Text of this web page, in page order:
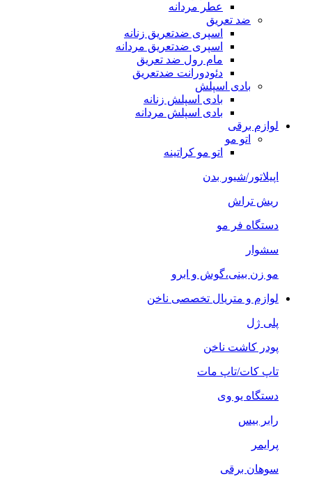
عطر مردانه
ضد تعریق
اسپری ضدتعریق زنانه
اسپری ضدتعریق مردانه
مام رول ضد تعریق
دئودورانت ضدتعریق
بادی اسپلش
بادی اسپلش زنانه
بادی اسپلش مردانه
لوازم برقی
اتو مو
اتو مو کراتینه
اپیلاتور/شیور بدن
ریش تراش
دستگاه فر مو
سشوار
مو زن بینی،گوش و ابرو
لوازم و متریال تخصصی ناخن
پلی ژل
پودر کاشت ناخن
تاپ کات/تاپ مات
دستگاه یو وی
رابر بیس
پرایمر
سوهان برقی